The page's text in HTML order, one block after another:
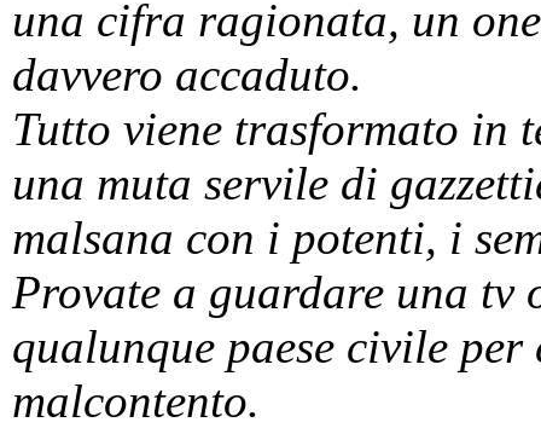
una cifra ragionata, un
davvero accaduto.
Tutto viene trasformato in
una muta servile di
malsana con i potenti, i
Provate a guardare una tv
qualunque paese civile
malcontento.